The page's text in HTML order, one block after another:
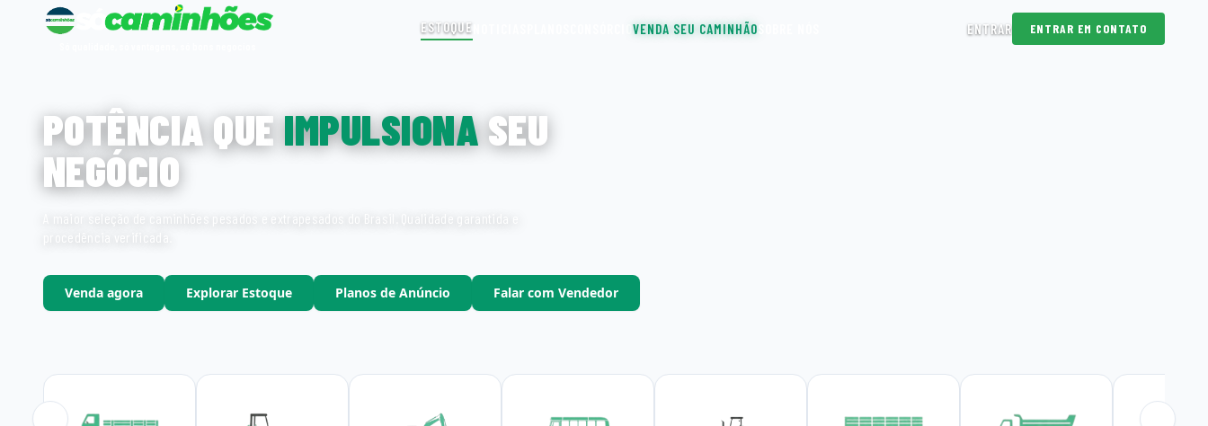
ESTOQUE VENDA SEU CAMINHÃO ENTRAR ENTRAR EM CONTATO
POTÊNCIA QUEIMPULSIONASEU
NEGÓCIO
procedência verificada.
Venda agora Explorar Estoque Planos de Anúncio Falar com Vendedor